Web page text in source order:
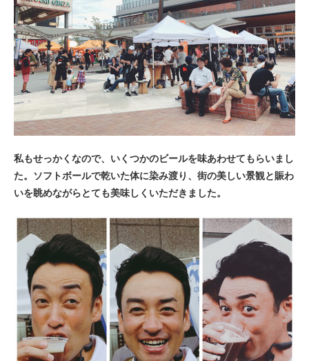
私もせっかくなので、いくつかのビールを味あわせてもらいまし
た。ソフトボールで乾いた体に染み渡り、街の美しい景観と賑わ
いを眺めながらとても美味しくいただきました。